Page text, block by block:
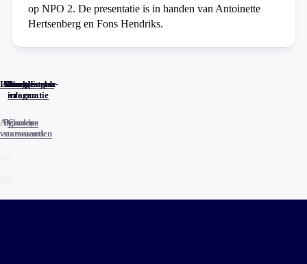
op NPO 2. De presentatie is in handen van Antoinette
Hertsenberg en Fons Hendriks.
Home
Actueel
Uitzendingen
Reacties
Programma-
informatie
Veelgestelde
vragen
Algemene
voorwaarden
Privacy
statements
Cookies